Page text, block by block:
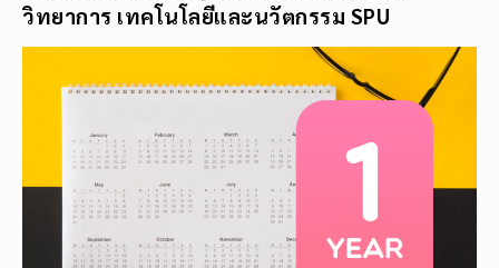
วิทยาการ เทคโนโลยีและนวัตกรรม SPU